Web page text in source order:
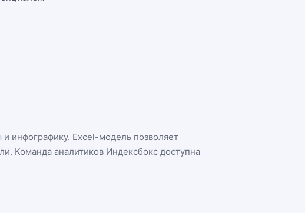
инфографику. Excel-модель позволяет
Команда аналитиков Индексбокс доступна